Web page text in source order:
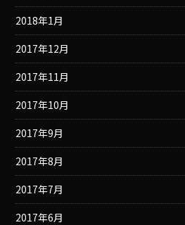
2018年1月
2017年12月
2017年11月
2017年10月
2017年9月
2017年8月
2017年7月
2017年6月